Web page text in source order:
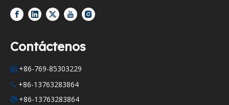
Contáctenos
 +86-769-85303229
 +86-13763283864
 +86-13763283864